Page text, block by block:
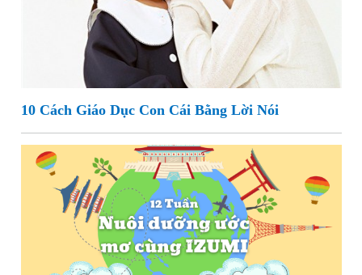
10 Cách Giáo Dục Con Cái Bằng Lời Nói